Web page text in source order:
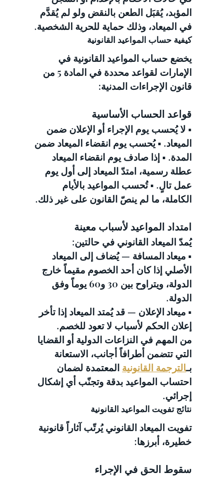
المؤبد، يُقبَل الطعن بالنقض ولو لم يُقدَّم
في الميعاد، وذلك حماية للحرية الشخصية.
كيفية حساب المواعيد القانونية
يخضع حساب المواعيد القانونية في
الإمارات لقواعد محددة في المادة 5 من
قانون الإجراءات المدنية:
قواعد الحساب الأساسية
▪️ لا يُحسب يوم الإجراء أو الإعلان ضمن
الميعاد. ▪️ يُحسب يوم انقضاء الميعاد ضمن
المدة. ▪️ إذا صادف يوم انقضاء الميعاد
عطلة رسمية، امتدّ الميعاد إلى أول يوم
عمل تالٍ. ▪️ تُحسب المواعيد بالأيام
الكاملة، ما لم ينصّ القانون على غير ذلك.
امتداد المواعيد لأسباب معينة
يُمدّ الميعاد القانوني في حالتين:
▪️ ميعاد المسافة — يُضاف إلى الميعاد
الأصلي إذا كان أحد الخصوم مقيماً خارج
الدولة، ويتراوح بين 30 و60 يوماً وفق
الدولة.
▪️ ميعاد الإعلان — قد يُمتد الميعاد إذا تأخر
إعلان الحكم لأسباب لا تعود للخصم.
من المهم في النزاعات الدولية أو القضايا
التي تتضمن أطرافاً أجانب، الاستعانة
بـالترجمة القانونية المعتمدة لضمان
احتساب المواعيد بدقة وتجنّب أي إشكال
إجرائي.
نتائج تفويت المواعيد القانونية
تفويت الميعاد القانوني يُرتّب آثاراً قانونية
خطيرة، أبرزها:
سقوط الحق في الإجراء